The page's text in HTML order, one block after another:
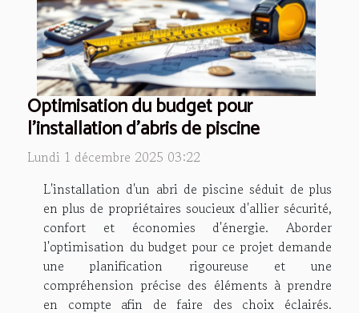
Optimisation du budget pour
l'installation d'abris de piscine
Lundi 1 décembre 2025 03:22
L'installation d'un abri de piscine séduit de plus
en plus de propriétaires soucieux d'allier sécurité,
confort et économies d'énergie. Aborder
l'optimisation du budget pour ce projet demande
une planification rigoureuse et une
compréhension précise des éléments à prendre
en compte afin de faire des choix éclairés.